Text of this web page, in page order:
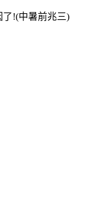
!(中暑前兆三)